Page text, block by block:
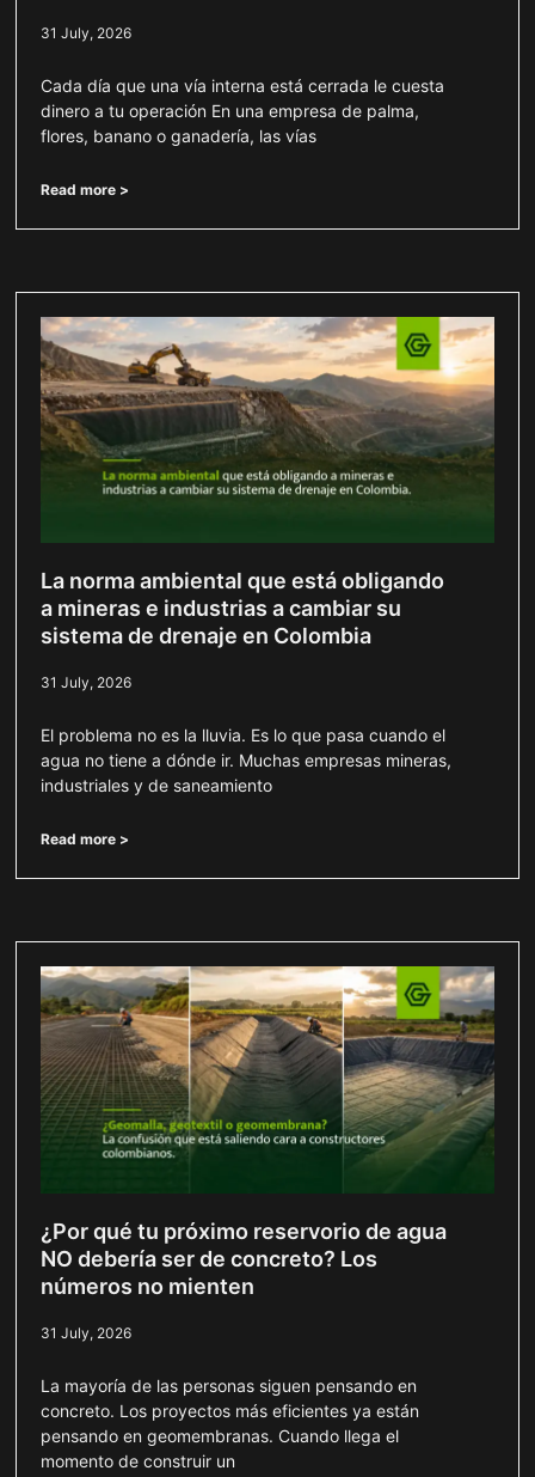
31 July, 2026
Cada día que una vía interna está cerrada le cuesta
dinero a tu operación En una empresa de palma,
flores, banano o ganadería, las vías
Read more >
La norma ambiental que está obligando
a mineras e industrias a cambiar su
sistema de drenaje en Colombia
31 July, 2026
El problema no es la lluvia. Es lo que pasa cuando el
agua no tiene a dónde ir. Muchas empresas mineras,
industriales y de saneamiento
Read more >
¿Por qué tu próximo reservorio de agua
NO debería ser de concreto? Los
números no mienten
31 July, 2026
La mayoría de las personas siguen pensando en
concreto. Los proyectos más eficientes ya están
pensando en geomembranas. Cuando llega el
momento de construir un